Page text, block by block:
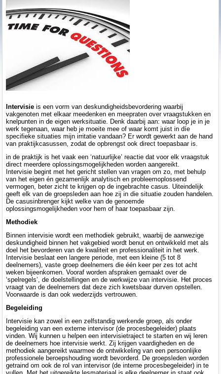
Intervisieis een vorm van deskundigheidsbevordering waarbij
vakgenoten met elkaar meedenken en meepraten over vraagstukken en
knelpunten in de eigen werksituatie. Denk daarbij aan: waar loop je in je
werk tegenaan, waar heb je moeite mee of waar komt juist in díe
specifieke situaties mijn irritatie vandaan? Er wordt gewerkt aan de hand
van praktijkcasussen, zodat de opbrengst ook direct toepasbaar is.
in de praktijk is het vaak een ‘natuurlijke’ reactie dat voor elk vraagstuk
direct meerdere oplossingsmogelijkheden worden aangereikt.
Intervisie begint met het gericht stellen van vragen om zo, met behulp
van het eigen én gezamenlijk analytisch en probleemoplossend
vermogen, beter zicht te krijgen op de ingebrachte casus. Uiteindelijk
geeft elk van de groepsleden aan hoe zij in die situatie zouden handelen.
De casusinbrenger kijkt welke van de genoemde
oplossingsmogelijkheden voor hem of haar toepasbaar zijn.
Methodiek
Binnen intervisie wordt een methodiek gebruikt, waarbij de aanwezige
deskundigheid binnen het vakgebied wordt benut en ontwikkeld met als
doel het bevorderen van de kwaliteit en professionaliteit in het werk.
Intervisie beslaat een langere periode, met een kleine (5 tot 8
deelnemers), vaste groep deelnemers die één keer per zes tot acht
weken bijeenkomen. Vooraf worden afspraken gemaakt over de
‘spelregels’, de doelstellingen en de werkwijze van intervisie. Het proces
vraagt van de deelnemers dat deze zich kwetsbaar durven opstellen.
Voorwaarde is dan ook wederzijds vertrouwen.
Begeleiding
Intervisie kan zowel in een zelfstandig werkende groep, als onder
begeleiding van een externe intervisor (de procesbegeleider) plaats
vinden. Wij kunnen u helpen een intervisietraject te starten en wij leren
de deelnemers hoe intervisie werkt. Zij krijgen vaardigheden en de
methodiek aangereikt waarmee de ontwikkeling van een persoonlijke
professionele beroepshouding wordt bevorderd. De groepsleden worden
getraind om ook de rol van intervisor (de interne procesbegeleider) in te